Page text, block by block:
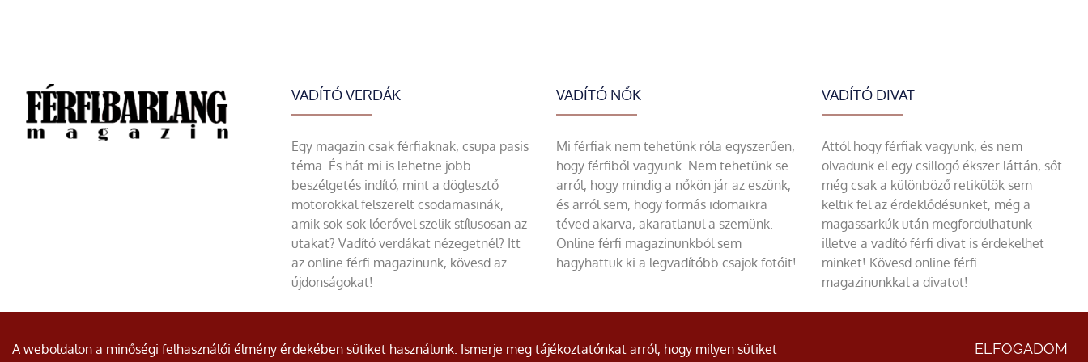
VADÍTÓ VERDÁK
Egy magazin csak férfiaknak, csupa pasis
téma. És hát mi is lehetne jobb
beszélgetés indító, mint a döglesztő
motorokkal felszerelt csodamasinák,
amik sok-sok lóerővel szelik stílusosan az
utakat? Vadító verdákat nézegetnél? Itt
az online férfi magazinunk, kövesd az
újdonságokat!
VADÍTÓ NŐK
Mi férfiak nem tehetünk róla egyszerűen,
hogy férfiből vagyunk. Nem tehetünk se
arról, hogy mindig a nőkön jár az eszünk,
és arról sem, hogy formás idomaikra
téved akarva, akaratlanul a szemünk.
Online férfi magazinunkból sem
hagyhattuk ki a legvadítóbb csajok fotóit!
VADÍTÓ DIVAT
Attól hogy férfiak vagyunk, és nem
olvadunk el egy csillogó ékszer láttán, sőt
még csak a különböző retikülök sem
keltik fel az érdeklődésünket, még a
magassarkúk után megfordulhatunk –
illetve a vadító férfi divat is érdekelhet
minket! Kövesd online férfi
magazinunkkal a divatot!
© Minden jog fenntartva. Adatvédelmi nyilatkozat
A weboldalon a minőségi felhasználói élmény érdekében sütiket használunk. Ismerje meg tájékoztatónkat arról, hogy milyen sütiket ELFOGADOM